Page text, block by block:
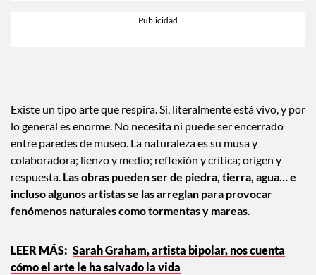
Existe un tipo arte que respira. Sí, literalmente está vivo, y por
lo general es enorme. No necesita ni puede ser encerrado
entre paredes de museo. La naturaleza es su musa y
colaboradora; lienzo y medio; reflexión y crítica; origen y
respuesta. Las obras pueden ser de piedra, tierra, agua… e
incluso algunos artistas se las arreglan para provocar
fenómenos naturales como tormentas y mareas.
Sarah Graham, artista bipolar, nos cuenta
cómo el arte le ha salvado la vida